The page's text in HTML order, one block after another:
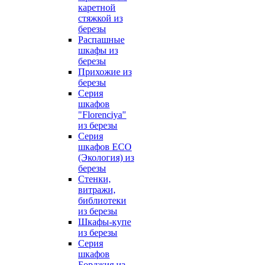
каретной
стяжкой из
березы
Распашные
шкафы из
березы
Прихожие из
березы
Серия
шкафов
"Florenciya"
из березы
Серия
шкафов ECO
(Экология) из
березы
Стенки,
витражи,
библиотеки
из березы
Шкафы-купе
из березы
Серия
шкафов